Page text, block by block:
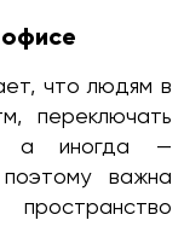
что людям в
переключать
а иногда —
важна
пространство